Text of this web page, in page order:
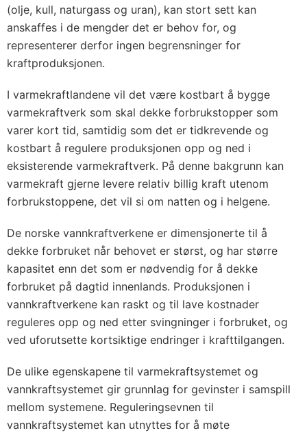
(olje, kull, naturgass og uran), kan stort sett kan
anskaffes i de mengder det er behov for, og
representerer derfor ingen begrensninger for
kraftproduksjonen.
I varmekraftlandene vil det være kostbart å bygge
varmekraftverk som skal dekke forbrukstopper som
varer kort tid, samtidig som det er tidkrevende og
kostbart å regulere produksjonen opp og ned i
eksisterende varmekraftverk. På denne bakgrunn kan
varmekraft gjerne levere relativ billig kraft utenom
forbrukstoppene, det vil si om natten og i helgene.
De norske vannkraftverkene er dimensjonerte til å
dekke forbruket når behovet er størst, og har større
kapasitet enn det som er nødvendig for å dekke
forbruket på dagtid innenlands. Produksjonen i
vannkraftverkene kan raskt og til lave kostnader
reguleres opp og ned etter svingninger i forbruket, og
ved uforutsette kortsiktige endringer i krafttilgangen.
De ulike egenskapene til varmekraftsystemet og
vannkraftsystemet gir grunnlag for gevinster i samspill
mellom systemene. Reguleringsevnen til
vannkraftsystemet kan utnyttes for å møte